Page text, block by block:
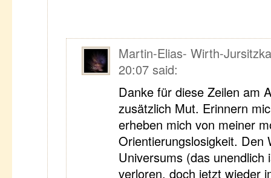
Martin-Elias- Wirth-Jursitzka
20:07 said:
Danke für diese Zeilen am
zusätzlich Mut. Erinnern
erheben mich von meiner
Orientierungslosigkeit. Den
Universums (das unendlich
verloren, doch jetzt wieder